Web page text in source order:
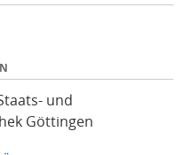
und
Göttingen